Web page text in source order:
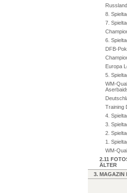
8.
7.
6.
DFB-
Europa
5.
WM-
Training
4.
3.
2.
1.
WM-
2.11
ÄLTER
3. MAGAZIN